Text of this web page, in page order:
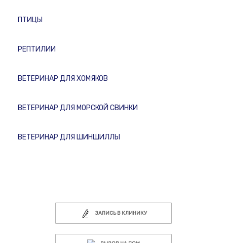
ПТИЦЫ
РЕПТИЛИИ
ВЕТЕРИНАР ДЛЯ ХОМЯКОВ
ВЕТЕРИНАР ДЛЯ МОРСКОЙ СВИНКИ
ВЕТЕРИНАР ДЛЯ ШИНШИЛЛЫ
ЗАПИСЬ В КЛИНИКУ